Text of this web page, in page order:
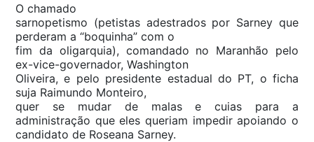
O chamado
sarnopetismo (petistas adestrados por Sarney que
perderam a “boquinha” com o
fim da oligarquia), comandado no Maranhão pelo
ex-vice-governador, Washington
Oliveira, e pelo presidente estadual do PT, o ficha
suja Raimundo Monteiro,
quer se mudar de malas e cuias para a
administração que eles queriam impedir apoiando o
candidato de Roseana Sarney.